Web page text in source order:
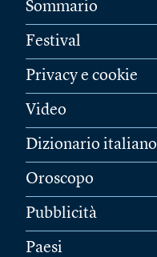
Sommario
Festival
Privacy e cookie
Video
Dizionario italiano
Oroscopo
Pubblicità
Paesi